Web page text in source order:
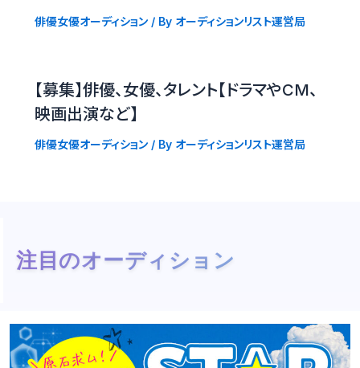
俳優女優オーディション/ By オーディションリスト運営局
【募集】俳優、女優、タレント【ドラマやCM、
映画出演など】
俳優女優オーディション/ By オーディションリスト運営局
注目のオーディション